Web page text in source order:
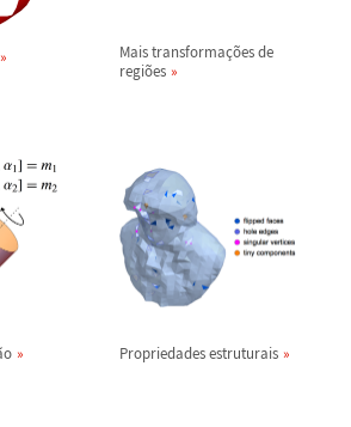
Mais transformações de
regiões
o Propriedades estruturais